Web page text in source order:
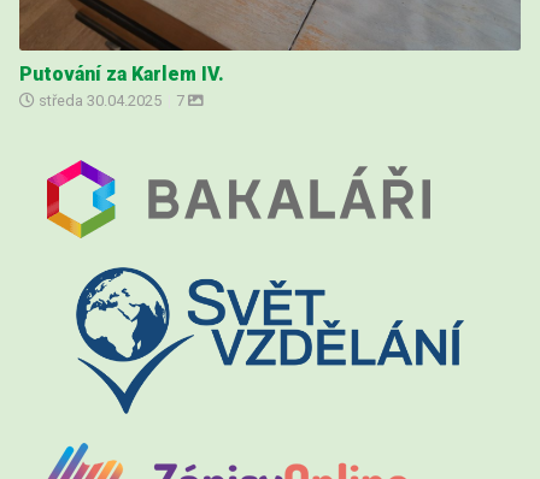
Putování za Karlem IV.
středa 30.04.2025 7